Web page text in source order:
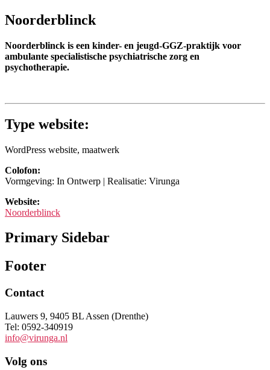
Noorderblinck
Noorderblinck is een kinder- en jeugd-GGZ-praktijk voor
ambulante specialistische psychiatrische zorg en
psychotherapie.
Type website:
WordPress website, maatwerk
Colofon:
Vormgeving: In Ontwerp | Realisatie: Virunga
Website:
Noorderblinck
Primary Sidebar
Footer
Contact
Lauwers 9, 9405 BL Assen (Drenthe)
Tel: 0592-340919
info@virunga.nl
Volg ons